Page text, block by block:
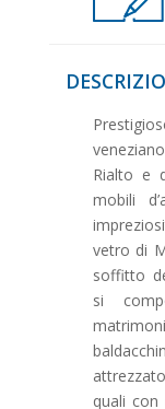
Rialto e
mobili
vetro di
soffitto
si
quali